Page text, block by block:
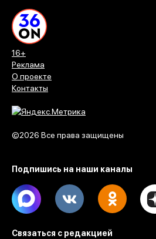
16+
Реклама
О проекте
Контакты
©2026 Все права защищены
Подпишись на наши каналы
Max
Связаться с редакцией